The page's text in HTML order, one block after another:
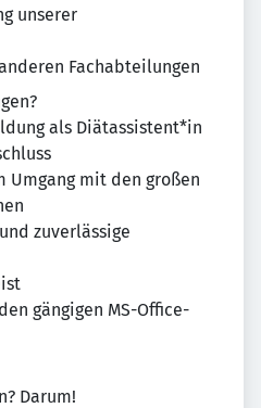
unserer
Fachabteilungen
als Diätassistent*in
Umgang mit den großen
zuverlässige
gängigen MS-Office-
Darum!